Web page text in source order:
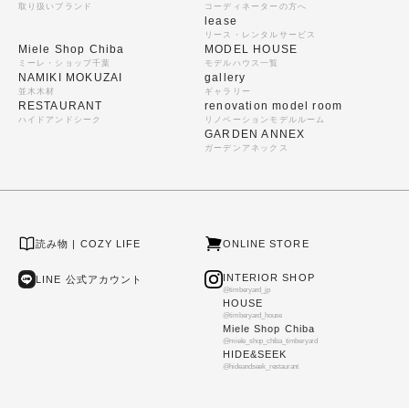
取り扱いブランド コーディネーターの方へ
lease
リース・レンタルサービス
Miele Shop Chiba
ミーレ・ショップ千葉
NAMIKI MOKUZAI
並木木材
RESTAURANT
ハイドアンドシーク
MODEL HOUSE
モデルハウス一覧
gallery
ギャラリー
renovation model room
リノベーションモデルルーム
GARDEN ANNEX
ガーデンアネックス
読み物 | COZY LIFE ONLINE STORE
LINE 公式アカウント INTERIOR SHOP
@timberyard_jp
HOUSE
@timberyard_house
Miele Shop Chiba
@miele_shop_chiba_timberyard
HIDE&SEEK
@hideandseek_restaurant